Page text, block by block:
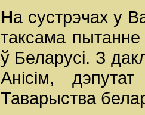
На сустрэчах у
таксама
ў Беларусі. З
Анісім,
Таварыства